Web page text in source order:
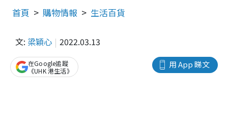
首頁 購物情報 生活百貨
文: 梁穎心 2022.03.13
用 App 睇文
在Google追蹤
《UHK 港生活》